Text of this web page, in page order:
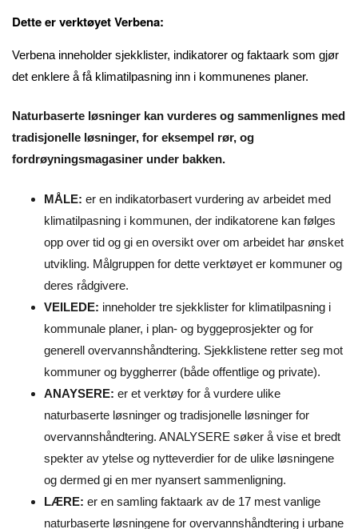
Dette er verktøyet Verbena:
Verbena inneholder sjekklister, indikatorer og faktaark som gjør
det enklere å få klimatilpasning inn i kommunenes planer.
Naturbaserte løsninger kan vurderes og sammenlignes med
tradisjonelle løsninger, for eksempel rør, og
fordrøyningsmagasiner under bakken.
MÅLE: er en indikatorbasert vurdering av arbeidet med
klimatilpasning i kommunen, der indikatorene kan følges
opp over tid og gi en oversikt over om arbeidet har ønsket
utvikling. Målgruppen for dette verktøyet er kommuner og
deres rådgivere.
VEILEDE: inneholder tre sjekklister for klimatilpasning i
kommunale planer, i plan- og byggeprosjekter og for
generell overvannshåndtering. Sjekklistene retter seg mot
kommuner og byggherrer (både offentlige og private).
ANAYSERE: er et verktøy for å vurdere ulike
naturbaserte løsninger og tradisjonelle løsninger for
overvannshåndtering. ANALYSERE søker å vise et bredt
spekter av ytelse og nytteverdier for de ulike løsningene
og dermed gi en mer nyansert sammenligning.
LÆRE: er en samling faktaark av de 17 mest vanlige
naturbaserte løsningene for overvannshåndtering i urbane